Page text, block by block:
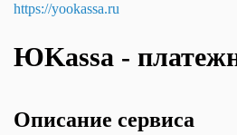
https://yookassa.ru
ЮKassa -
Описание сервиса